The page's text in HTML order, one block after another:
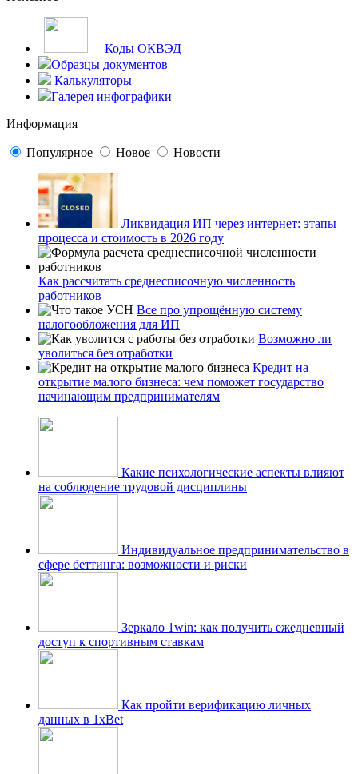
Коды ОКВЭД
Образцы документов
Калькуляторы
Галерея инфографики
Информация
Популярное Новое Новости
Ликвидация ИП через интернет: этапы
процесса и стоимость в 2026 году
Как рассчитать среднесписочную численность
работников
Все про упрощённую систему
налогообложения для ИП
Возможно ли
уволиться без отработки
Кредит на
открытие малого бизнеса: чем поможет государство
начинающим предпринимателям
Какие психологические аспекты влияют
на соблюдение трудовой дисциплины
Индивидуальное предпринимательство в
сфере беттинга: возможности и риски
Зеркало 1win: как получить ежедневный
доступ к спортивным ставкам
Как пройти верификацию личных
данных в 1xBet